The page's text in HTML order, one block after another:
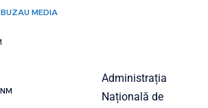
MEDIA
Administrația
Națională de